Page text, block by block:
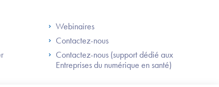
Footer Right ANS
Webinaires
Contactez-nous
Contactez-nous (support dédié aux
Entreprises du numérique en santé)